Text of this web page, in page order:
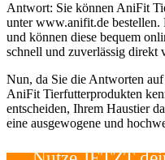
Antwort: Sie können AniFit
unter www.anifit.de bestellen.
und können diese bequem
schnell und zuverlässig direkt
Nun, da Sie die Antworten
AniFit Tierfutterprodukten
entscheiden, Ihrem Haustier
eine ausgewogene und